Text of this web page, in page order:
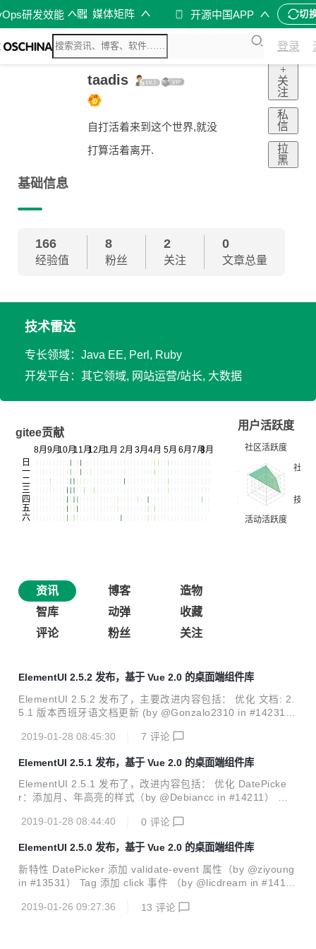
研发效能 媒体矩阵 开源中国APP 切
登录
taadis
自打活着来到这个世界,就没
打算活着离开.
+
关
注
私
信
拉
黑
基础信息
166
经验值
8
粉丝
2
关注
0
文章总量
技术雷达
专长领域：Java EE, Perl, Ruby
开发平台：其它领域, 网站运营/站长, 大数据
gitee贡献
用户活跃度
资讯 博客
造物
智库
动弹
收藏
评论
粉丝 关注
ElementUI 2.5.2 发布，基于 Vue 2.0 的桌面端组件库
ElementUI 2.5.2 发布了，主要改进内容包括： 优化 文档: 2.
5.1 版本西班牙语文档更新 (by @Gonzalo2310 in #14231)
island205 in #14233) 修复 nuxt.js 中关于 export 关键字的
误 (by @iamkun in #14228)
2019-01-28 08:45:30 7 评论
ElementUI 2.5.1 发布，基于 Vue 2.0 的桌面端组件库
ElementUI 2.5.1 发布了，改进内容包括： 优化 DatePicke
r：添加月、年高亮的样式（by @Debiancc in #14211） 更
升级 Webpack 4 产生的问题，无法具名 import 组件，ELEM
2.4.11 文档 (by @iamkun in #14222)
2019-01-28 08:44:40 0 评论
ElementUI 2.5.0 发布，基于 Vue 2.0 的桌面端组件库
新特性 DatePicker 添加 validate-event 属性（by @ziyoung
in #13531） Tag 添加 click 事件 （by @licdream in #1410
选项（by @eeeeeeeason） I18n 新增吉尔吉斯坦语（by @
2019-01-26 09:27:36 13 评论